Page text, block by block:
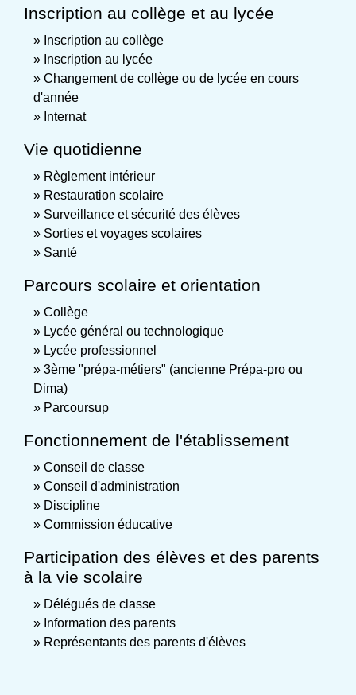
Inscription au collège et au lycée
Inscription au collège
Inscription au lycée
Changement de collège ou de lycée en cours
d'année
Internat
Vie quotidienne
Règlement intérieur
Restauration scolaire
Surveillance et sécurité des élèves
Sorties et voyages scolaires
Santé
Parcours scolaire et orientation
Collège
Lycée général ou technologique
Lycée professionnel
3ème "prépa-métiers" (ancienne Prépa-pro ou
Dima)
Parcoursup
Fonctionnement de l'établissement
Conseil de classe
Conseil d'administration
Discipline
Commission éducative
Participation des élèves et des parents
à la vie scolaire
Délégués de classe
Information des parents
Représentants des parents d'élèves